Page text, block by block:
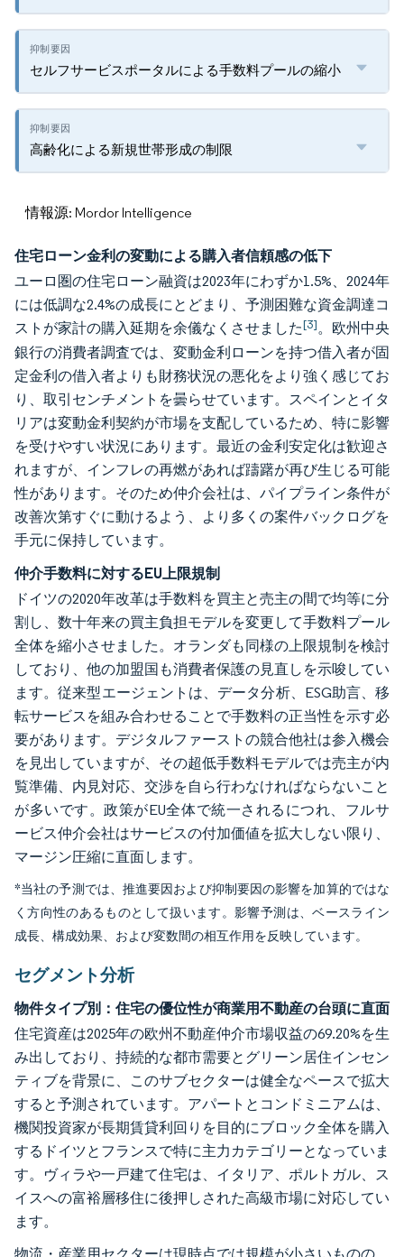
セルフサービスポータルによる手数料プールの縮小
高齢化による新規世帯形成の制限
情報源: Mordor Intelligence
住宅ローン金利の変動による購入者信頼感の低下
ユーロ圏の住宅ローン融資は2023年にわずか1.5%、2024年
には低調な2.4%の成長にとどまり、予測困難な資金調達コ
ストが家計の購入延期を余儀なくさせました[3]。欧州中央
銀行の消費者調査では、変動金利ローンを持つ借入者が固
定金利の借入者よりも財務状況の悪化をより強く感じてお
り、取引センチメントを曇らせています。スペインとイタ
リアは変動金利契約が市場を支配しているため、特に影響
を受けやすい状況にあります。最近の金利安定化は歓迎さ
れますが、インフレの再燃があれば躊躇が再び生じる可能
性があります。そのため仲介会社は、パイプライン条件が
改善次第すぐに動けるよう、より多くの案件バックログを
手元に保持しています。
仲介手数料に対するEU上限規制
ドイツの2020年改革は手数料を買主と売主の間で均等に分
割し、数十年来の買主負担モデルを変更して手数料プール
全体を縮小させました。オランダも同様の上限規制を検討
しており、他の加盟国も消費者保護の見直しを示唆してい
ます。従来型エージェントは、データ分析、ESG助言、移
転サービスを組み合わせることで手数料の正当性を示す必
要があります。デジタルファーストの競合他社は参入機会
を見出していますが、その超低手数料モデルでは売主が内
覧準備、内見対応、交渉を自ら行わなければならないこと
が多いです。政策がEU全体で統一されるにつれ、フルサ
ービス仲介会社はサービスの付加価値を拡大しない限り、
マージン圧縮に直面します。
*当社の予測では、推進要因および抑制要因の影響を加算的ではな
く方向性のあるものとして扱います。影響予測は、ベースライン
成長、構成効果、および変数間の相互作用を反映しています。
セグメント分析
物件タイプ別：住宅の優位性が商業用不動産の台頭に直面
住宅資産は2025年の欧州不動産仲介市場収益の69.20%を生
み出しており、持続的な都市需要とグリーン居住インセン
ティブを背景に、このサブセクターは健全なペースで拡大
すると予測されています。アパートとコンドミニアムは、
機関投資家が長期賃貸利回りを目的にブロック全体を購入
するドイツとフランスで特に主力カテゴリーとなっていま
す。ヴィラや一戸建て住宅は、イタリア、ポルトガル、ス
イスへの富裕層移住に後押しされた高級市場に対応してい
ます。